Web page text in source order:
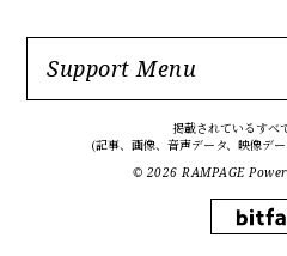
Support Menu
掲載されているすべ
(記事、画像、音声データ、映像デ
© 2026 RAMPAGE